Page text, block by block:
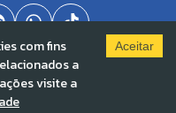
| CNPJ: 04.138.895/0001-
com fins
a
visite a
Aceitar